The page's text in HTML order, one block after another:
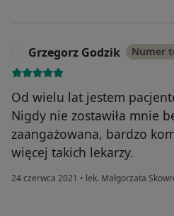
Grzegorz Godzik Numer
Od wielu lat jestem
Nigdy nie zostawiła mnie
zaangażowana, bardzo
więcej takich lekarzy.
24 czerwca 2021 • lek. Małgorzata